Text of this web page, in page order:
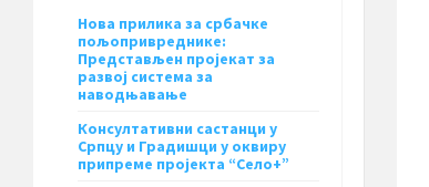
Нова прилика за србачке
пољопривреднике:
Представљен пројекат за
развој система за
наводњавање
Консултативни састанци у
Српцу и Градишци у оквиру
припреме пројекта “Село+”